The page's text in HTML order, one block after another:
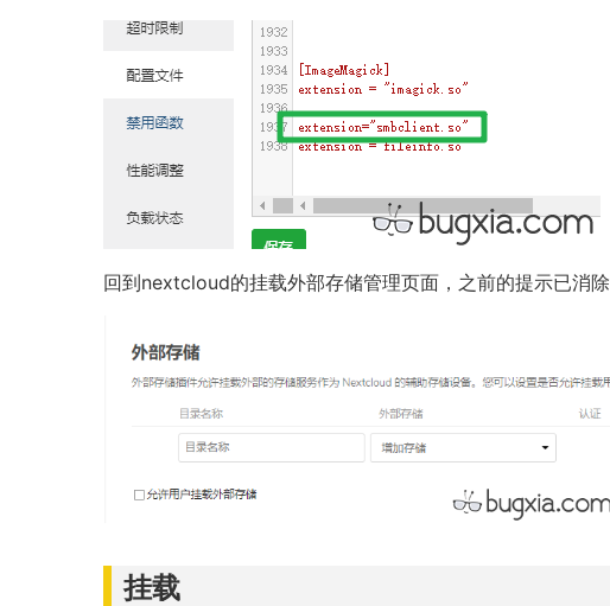
回到nextcloud的挂载外部存储管理页面，之前的提示已消除
挂载